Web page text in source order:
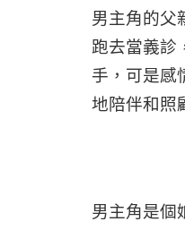
男主角的父
跑去當義診
手，可是感
地陪伴和照
男主角是個